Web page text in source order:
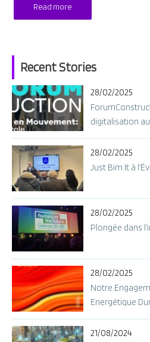
Read more
Recent Stories
28/02/2025
digitalisation
28/02/2025
Just Bim It à
28/02/2025
Plongée dans
28/02/2025
Notre
Energétique
21/08/2024